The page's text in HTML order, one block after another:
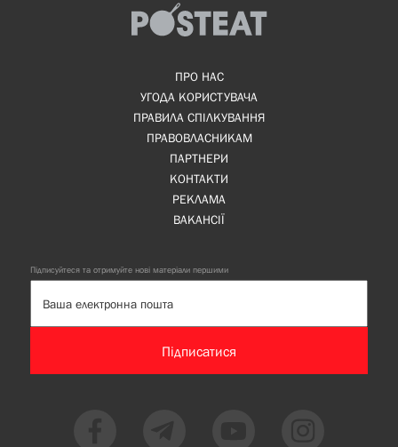
ПРО НАС
УГОДА КОРИСТУВАЧА
ПРАВИЛА СПІЛКУВАННЯ
ПРАВОВЛАСНИКАМ
ПАРТНЕРИ
КОНТАКТИ
РЕКЛАМА
ВАКАНСІЇ
Підписуйтеся та отримуйте нові матеріали першими
Підписатися